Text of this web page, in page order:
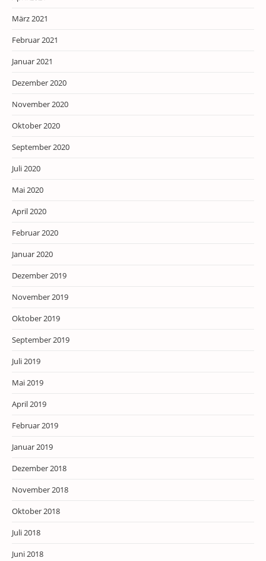
März 2021
Februar 2021
Januar 2021
Dezember 2020
November 2020
Oktober 2020
September 2020
Juli 2020
Mai 2020
April 2020
Februar 2020
Januar 2020
Dezember 2019
November 2019
Oktober 2019
September 2019
Juli 2019
Mai 2019
April 2019
Februar 2019
Januar 2019
Dezember 2018
November 2018
Oktober 2018
Juli 2018
Juni 2018